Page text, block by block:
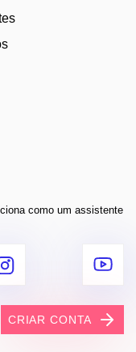
como um assistente
CRIAR CONTA